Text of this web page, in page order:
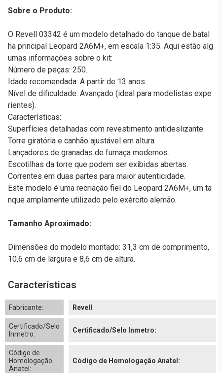
Sobre o Produto:
O Revell 03342 é um modelo detalhado do tanque de batal
ha principal Leopard 2A6M+, em escala 1:35. Aqui estão alg
umas informações sobre o kit:
Número de peças: 250.
Idade recomendada: A partir de 13 anos.
Nível de dificuldade: Avançado (ideal para modelistas expe
rientes).
Características:
Superfícies detalhadas com revestimento antideslizante.
Torre giratória e canhão ajustável em altura.
Lançadores de granadas de fumaça modernos.
Escotilhas da torre que podem ser exibidas abertas.
Correntes em duas partes para maior autenticidade.
Este modelo é uma recriação fiel do Leopard 2A6M+, um ta
nque amplamente utilizado pelo exército alemão.
Tamanho Aproximado:
Dimensões do modelo montado: 31,3 cm de comprimento,
10,6 cm de largura e 8,6 cm de altura.
Características
Fabricante: Revell
Certificado/Selo
Inmetro:
Certificado/Selo Inmetro:
Código de
Homologação
Anatel:
Código de Homologação Anatel: